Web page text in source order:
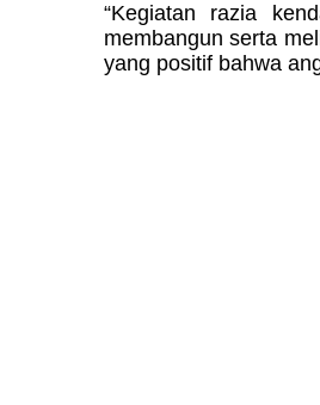
“Kegiatan razia
membangun serta
yang positif bahwa